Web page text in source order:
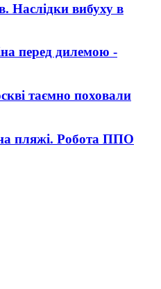
Наслідки вибуху в
перед дилемою -
таємно поховали
пляжі. Робота ППО